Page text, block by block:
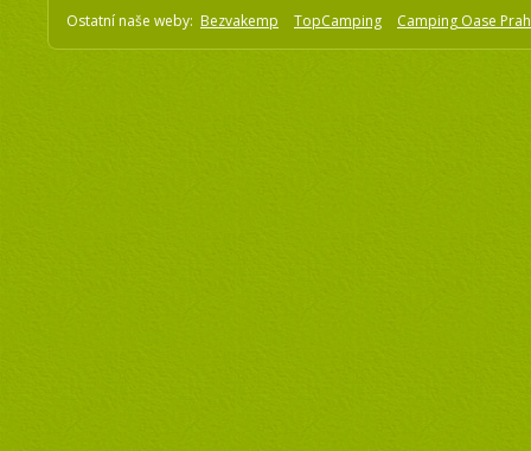
Ostatní naše weby: Bezvakemp TopCamping Camping Oase